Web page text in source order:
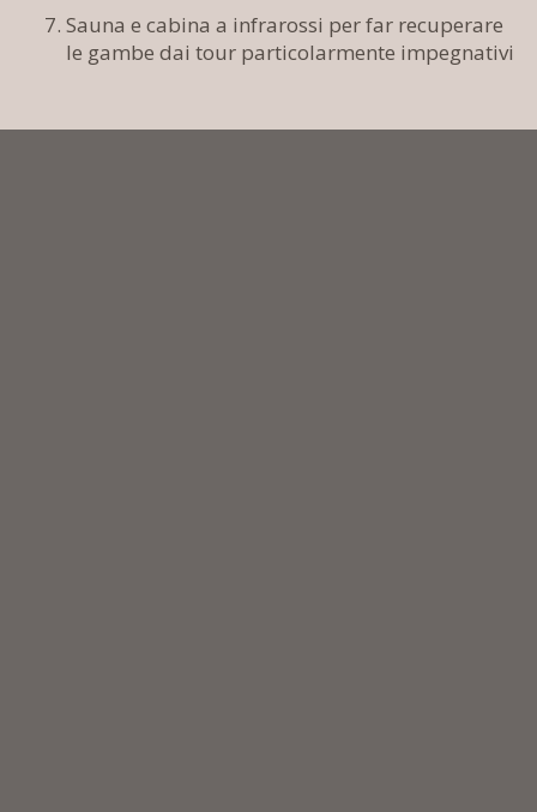
Sauna e cabina a infrarossi per far recuperare
le gambe dai tour particolarmente impegnativi